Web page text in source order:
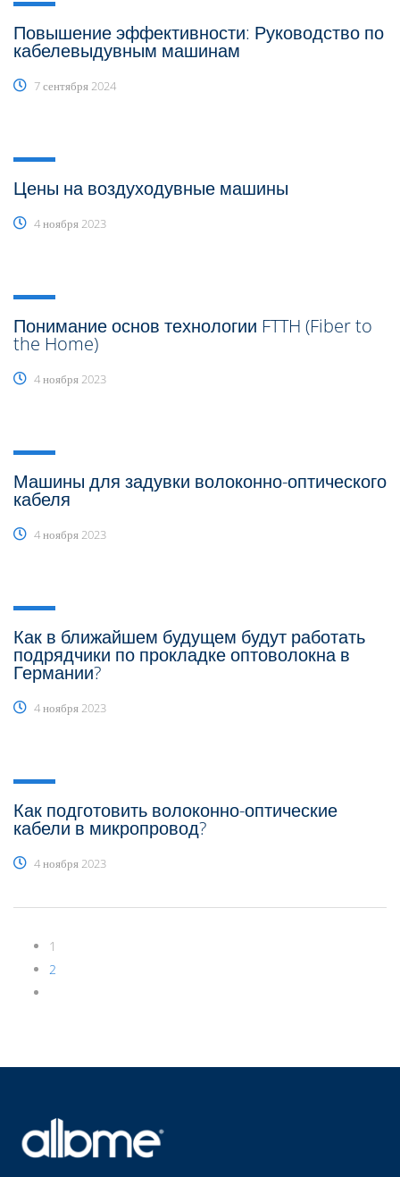
Повышение эффективности: Руководство по
кабелевыдувным машинам
7 сентября 2024
Цены на воздуходувные машины
4 ноября 2023
Понимание основ технологии FTTH (Fiber to
the Home)
4 ноября 2023
Машины для задувки волоконно-оптического
кабеля
4 ноября 2023
Как в ближайшем будущем будут работать
подрядчики по прокладке оптоволокна в
Германии?
4 ноября 2023
Как подготовить волоконно-оптические
кабели в микропровод?
4 ноября 2023
1
2